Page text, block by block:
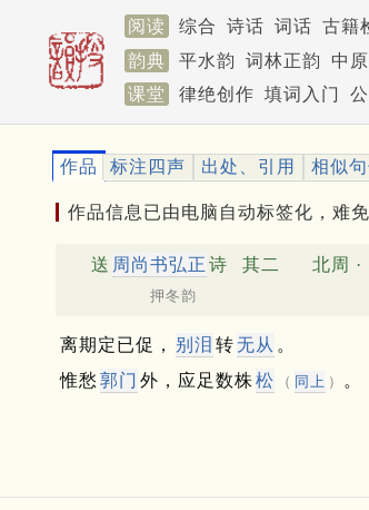
阅读 综合 诗话 词话 古籍
韵典
平水韵 词林正韵 中
课堂
律绝创作 填词入门
作品 标注四声 出处、引用 相似
作品信息已由电脑自动标签化，难
送 周尚书弘正 诗 其二 北周 ·
押冬韵
离期定已促， 别泪 转无从 。
惟愁 郭门 外，应足数株松 （ 同上 ） 。